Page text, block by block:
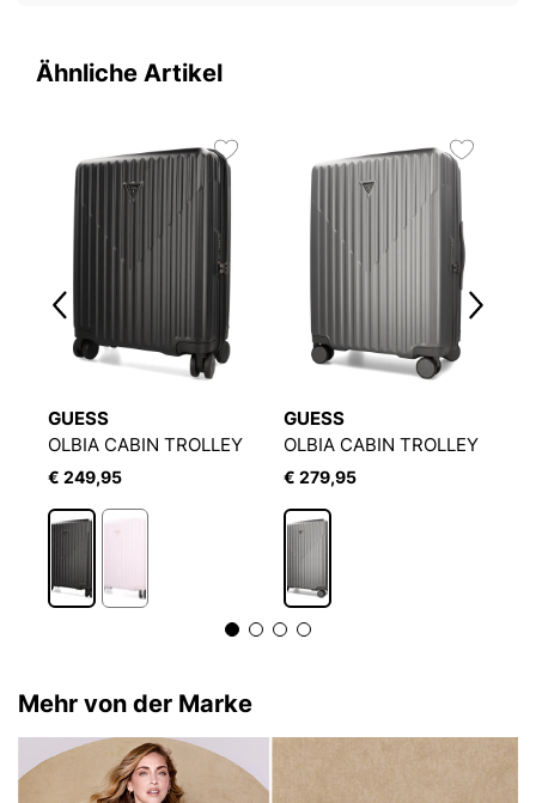
Ähnliche Artikel
GUESS
OLBIA CABIN TROLLEY
€ 249,95
GUESS
OLBIA CABIN TROLLEY
€ 279,95
Mehr von der Marke